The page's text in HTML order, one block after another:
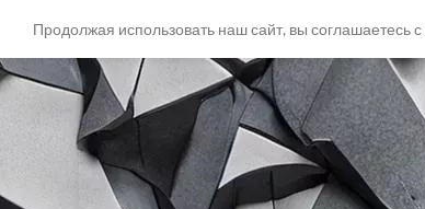
Продолжая использовать наш сайт, вы соглашаетесь с